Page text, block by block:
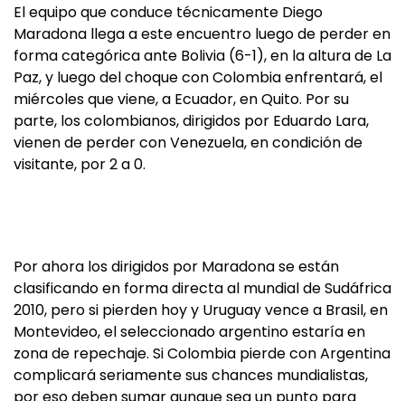
El equipo que conduce técnicamente Diego
Maradona llega a este encuentro luego de perder en
forma categórica ante Bolivia (6-1), en la altura de La
Paz, y luego del choque con Colombia enfrentará, el
miércoles que viene, a Ecuador, en Quito. Por su
parte, los colombianos, dirigidos por Eduardo Lara,
vienen de perder con Venezuela, en condición de
visitante, por 2 a 0.
Por ahora los dirigidos por Maradona se están
clasificando en forma directa al mundial de Sudáfrica
2010, pero si pierden hoy y Uruguay vence a Brasil, en
Montevideo, el seleccionado argentino estaría en
zona de repechaje. Si Colombia pierde con Argentina
complicará seriamente sus chances mundialistas,
por eso deben sumar aunque sea un punto para